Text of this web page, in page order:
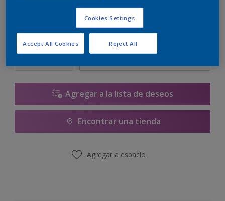
Cantidad Calculadora de pintura
Agregar a la lista de deseos
Encontrar una tienda
Agregar a espacio
Cookies Settings
Reject All
Accept All Cookies